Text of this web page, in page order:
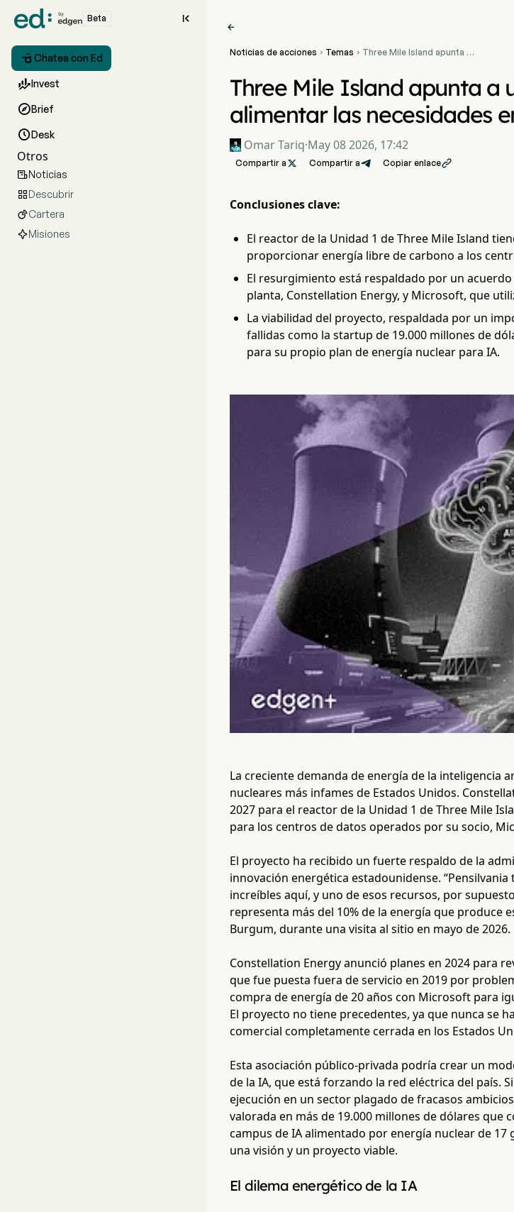
Beta 
 Chatea con Ed
Invest
Brief
Desk
Otros
Noticias
Descubrir
Cartera
Misiones

Noticias de acciones  Temas  Three Mile Island apunta a
energéticas de la IA
Three Mile Island apunta a
alimentar las necesidades
Omar Tariq·May 08 2026, 17:42
Compartir a  Compartir a Copiar enlace
Conclusiones clave:
El reactor de la Unidad 1 de Three Mile Island
proporcionar energía libre de carbono a los
El resurgimiento está respaldado por un
planta, Constellation Energy, y Microsoft, que
La viabilidad del proyecto, respaldada por un
fallidas como la startup de 19.000 millones de
para su propio plan de energía nuclear para IA.
La creciente demanda de energía de la inteligencia
nucleares más infames de Estados Unidos.
2027 para el reactor de la Unidad 1 de Three Mile
para los centros de datos operados por su socio,
El proyecto ha recibido un fuerte respaldo de la
innovación energética estadounidense.
increíbles aquí, y uno de esos recursos, por
representa más del 10% de la energía que produce
Burgum, durante una visita al sitio en mayo de 2026.
Constellation Energy anunció planes en 2024 para
que fue puesta fuera de servicio en 2019 por
compra de energía de 20 años con Microsoft para
El proyecto no tiene precedentes, ya que nunca se
comercial completamente cerrada en los Estados
Esta asociación público-privada podría crear un
de la IA, que está forzando la red eléctrica del país.
ejecución en un sector plagado de fracasos
valorada en más de 19.000 millones de dólares
campus de IA alimentado por energía nuclear de
una visión y un proyecto viable.
El dilema energético de la IA